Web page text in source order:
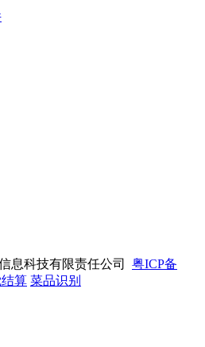
息科技有限责任公司 粤ICP备
算 菜品识别